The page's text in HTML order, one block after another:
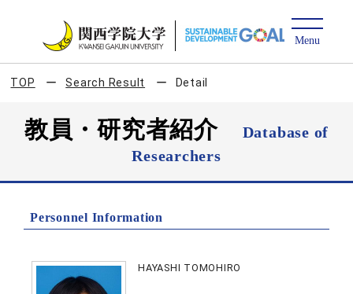
TOP Search Result Detail
教員・研究者紹介
Database of
Researchers
Personnel Information
HAYASHI TOMOHIRO